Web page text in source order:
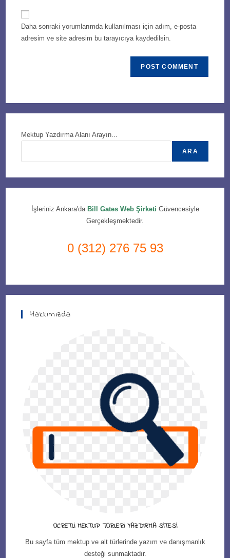
comment
website
URL
(optional)
Daha sonraki yorumlarımda kullanılması için adım, e-posta
adresim ve site adresim bu tarayıcıya kaydedilsin.
Mektup Yazdırma Alanı Arayın...
ARA
İşleriniz Ankara'da Bill Gates Web Şirketi Güvencesiyle
Gerçekleşmektedir.
0 (312) 276 75 93
Hakkımızda
ÜCRETLI MEKTUP TÜRLERI YAZDIRMA SITESI
Bu sayfa tüm mektup ve alt türlerinde yazım ve danışmanlık
desteği sunmaktadır.